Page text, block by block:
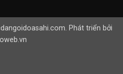
vòng
bi
Phát triển bởi